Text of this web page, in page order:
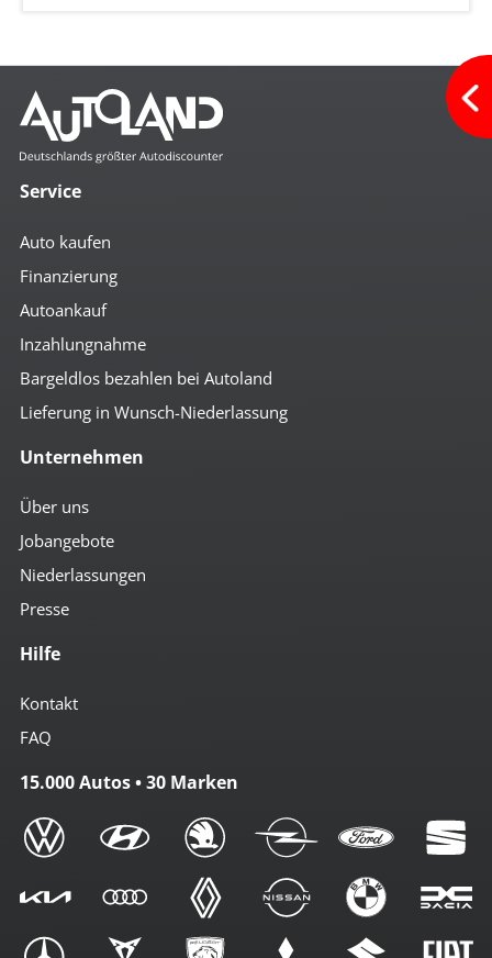
Service
Auto kaufen
Finanzierung
Autoankauf
Inzahlungnahme
Bargeldlos bezahlen bei Autoland
Lieferung in Wunsch-Niederlassung
Unternehmen
Über uns
Jobangebote
Niederlassungen
Presse
Hilfe
Kontakt
FAQ
15.000 Autos • 30 Marken